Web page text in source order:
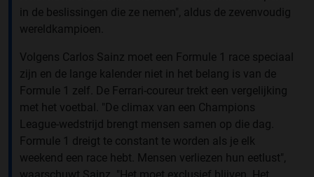
in de beslissingen die ze nemen", aldus de zevenvoudig
wereldkampioen.
Volgens Carlos Sainz moet een Formule 1 race speciaal
zijn en de lange kalender niet in het belang is van de
Formule 1 zelf. De Ferrari-coureur trekt een vergelijking
met het voetbal. "De climax van een Champions
League-wedstrijd brengt mensen samen op die dag.
Formule 1 dreigt te constant te worden als je elk
weekend een race hebt. Mensen verliezen hun eetlust",